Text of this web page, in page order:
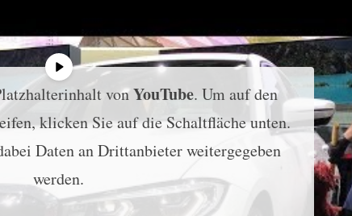
vonYouTube. Um auf den
klicken Sie auf die Schaltfläche unten.
Daten an Drittanbieter weitergegeben
werden.